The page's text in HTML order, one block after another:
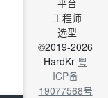
平台
工程师
选型
©2019-2026
HardKr 粤
ICP备
19077568号